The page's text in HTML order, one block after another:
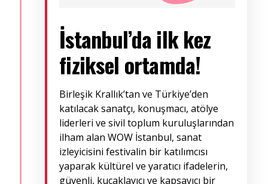
İstanbul’da ilk kez
fiziksel ortamda!
Birleşik Krallık’tan ve Türkiye’den
katılacak sanatçı, konuşmacı, atölye
liderleri ve sivil toplum kuruluşlarından
ilham alan WOW İstanbul, sanat
izleyicisini festivalin bir katılımcısı
yaparak kültürel ve yaratıcı ifadelerin,
güvenli, kucaklayıcı ve kapsayıcı bir